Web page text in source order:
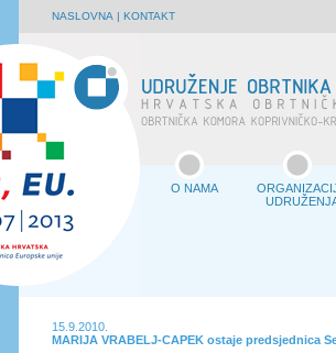
NASLOVNA | KONTAKT
O NAMA
15.9.2010.
MARIJA VRABELJ-CAPEK ostaje predsjednica